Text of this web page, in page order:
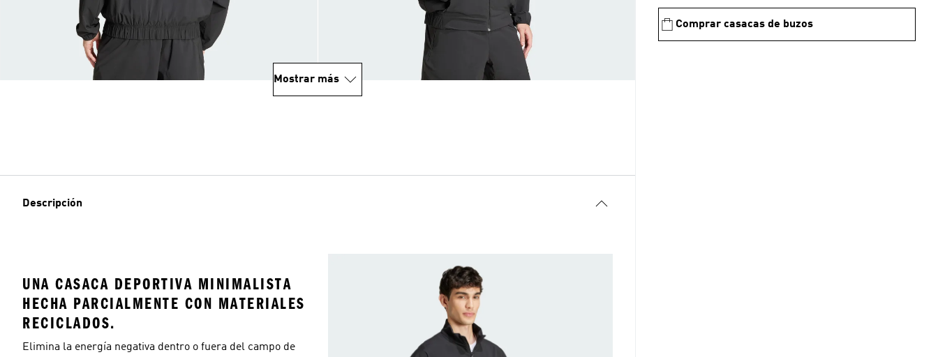
Mostrar más
Descripción
UNA CASACA DEPORTIVA MINIMALISTA
HECHA PARCIALMENTE CON MATERIALES
RECICLADOS.
Elimina la energía negativa dentro o fuera del campo de
Comprar casacas de buzos